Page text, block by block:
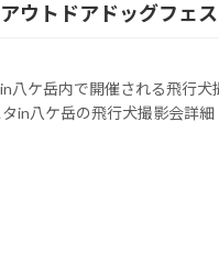
ウトドアドッグフェ
八ケ岳内で開催される飛行
タin八ケ岳の飛行犬撮影会